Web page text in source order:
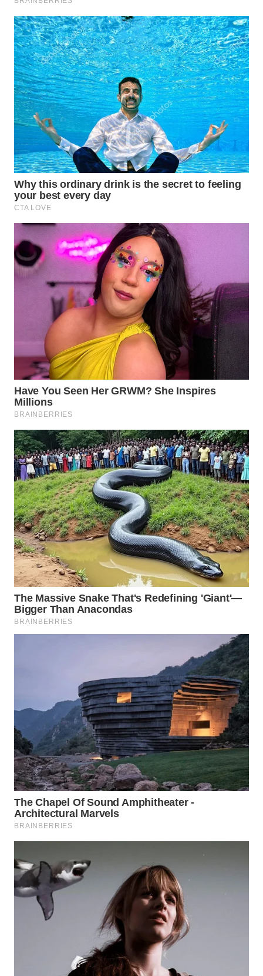
WN
BINTAN
WN
MANDALIKA
WN
LIKUPANG
WN
LABUANBAJO
BORNEO
Wahana
Media
WAHANA
TANI
WAHANA
ADVOKAT
WAHANA
INFRASTRUKTUR
WAHANA
KONSUMEN
WAHANA
LISTRIK
WAHANA
TRAVEL
WAHANA
TV
WAHANANEWS
CO ID
WAHANANEWS
NET
WAHANA
SPORT
WAHANA
UMKM
WAHANA
SELEB
WAHANA